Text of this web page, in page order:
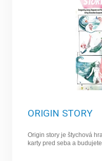
ORIGIN STORY
Origin story je štychová
karty pred seba a